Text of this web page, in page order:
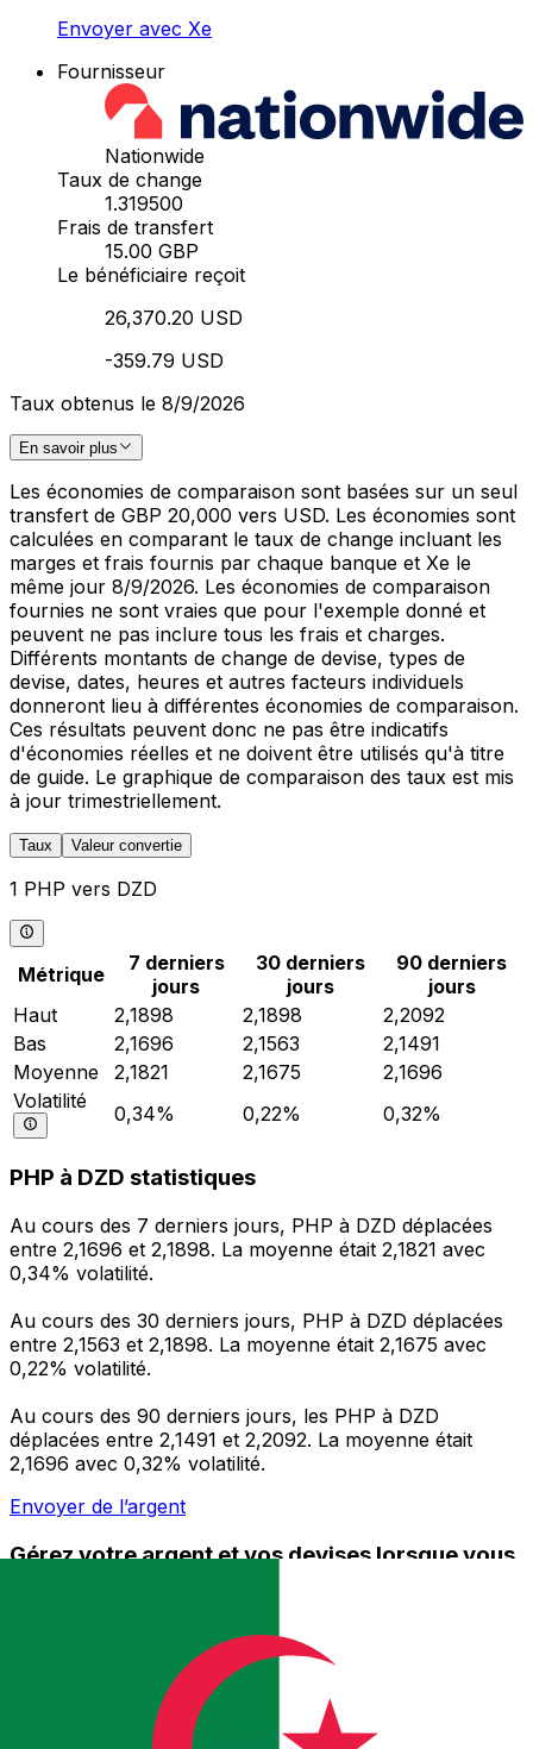
Envoyer avec Xe
Fournisseur
Nationwide
Taux de change
1.319500
Frais de transfert
15.00 GBP
Le bénéficiaire reçoit
26,370.20 USD
-359.79 USD
Taux obtenus le 8/9/2026
En savoir plus
Les économies de comparaison sont basées sur un seul
transfert de GBP 20,000 vers USD. Les économies sont
calculées en comparant le taux de change incluant les
marges et frais fournis par chaque banque et Xe le
même jour 8/9/2026. Les économies de comparaison
fournies ne sont vraies que pour l'exemple donné et
peuvent ne pas inclure tous les frais et charges.
Différents montants de change de devise, types de
devise, dates, heures et autres facteurs individuels
donneront lieu à différentes économies de comparaison.
Ces résultats peuvent donc ne pas être indicatifs
d'économies réelles et ne doivent être utilisés qu'à titre
de guide. Le graphique de comparaison des taux est mis
à jour trimestriellement.
Taux Valeur convertie
1 PHP vers DZD
Métrique
7 derniers
jours
30 derniers
jours
90 derniers
jours
Haut
2,1898 2,1898
2,2092
Bas
2,1696 2,1563
2,1491
Moyenne
2,1821 2,1675
2,1696
Volatilité
0,34% 0,22% 0,32%
PHP à DZD statistiques
Au cours des 7 derniers jours, PHP à DZD déplacées
entre 2,1696 et 2,1898. La moyenne était 2,1821 avec
0,34% volatilité.
Au cours des 30 derniers jours, PHP à DZD déplacées
entre 2,1563 et 2,1898. La moyenne était 2,1675 avec
0,22% volatilité.
Au cours des 90 derniers jours, les PHP à DZD
déplacées entre 2,1491 et 2,2092. La moyenne était
2,1696 avec 0,32% volatilité.
Envoyer de l’argent
Gérez votre argent et vos devises lorsque vous
L'application Xe réunit toutes les fonctionnalités
nécessaires pour vos transferts d'argent internationaux
et la gestion de vos devises. Convertissez des devises,
programmez des alertes de taux et transférez de
l'argent à l'étranger sans frais cachés. Téléchargez